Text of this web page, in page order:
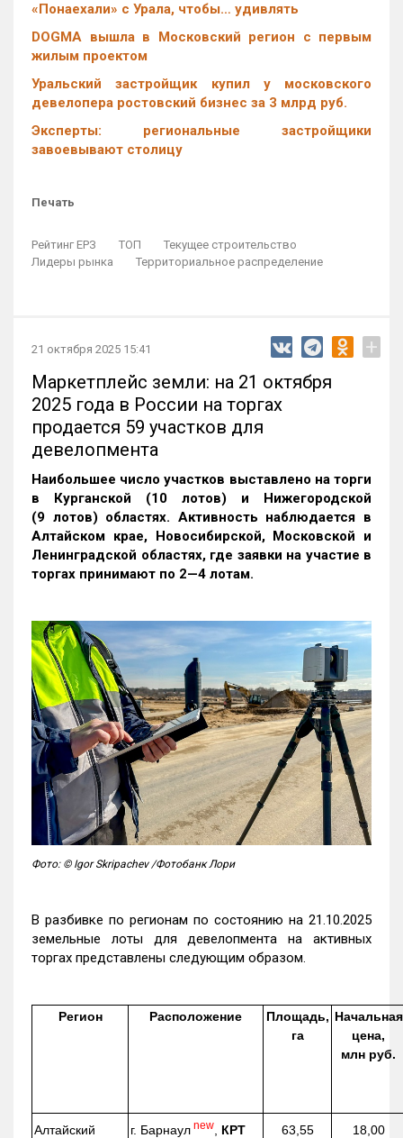
«Понаехали» с Урала, чтобы… удивлять
DOGMA вышла в Московский регион с первым
жилым проектом
Уральский застройщик купил у московского
девелопера ростовский бизнес за 3 млрд руб.
Эксперты: региональные застройщики
завоевывают столицу
Печать
Рейтинг ЕРЗ ТОП
Текущее строительство
Лидеры рынка
Территориальное распределение
21 октября 2025 15:41 +
Маркетплейс земли: на 21 октября
2025 года в России на торгах
продается 59 участков для
девелопмента
Наибольшее число участков выставлено на торги
в Курганской (10 лотов) и Нижегородской
(9 лотов) областях. Активность наблюдается в
Алтайском крае, Новосибирской, Московской и
Ленинградской областях, где заявки на участие в
торгах принимают по 2—4 лотам.
Фото: © Igor Skripachev /Фотобанк Лори
В разбивке по регионам по состоянию на 21.10.2025
земельные лоты для девелопмента на активных
торгах представлены следующим образом.
Регион Расположение
Площадь,
га
Начальная
цена,
млн руб.
Алтайский
г. Барнаул new КРТ 63,55 18,00